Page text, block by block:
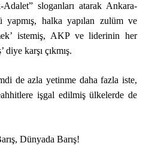
sloganları atarak Ankara-
yapmış, halka yapılan zulüm ve
istemiş, AKP ve liderinin her
diye karşı çıkmış.
de azla yetinme daha fazla iste,
işgal edilmiş ülkelerde de
Dünyada Barış!